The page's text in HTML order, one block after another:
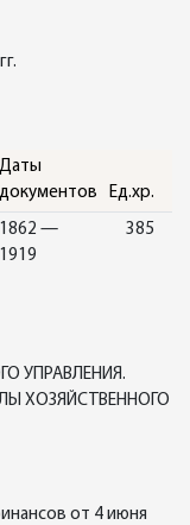
Даты
документов
Ед.хр.
1862 —
1919
385
УПРАВЛЕНИЯ.
ХОЗЯЙСТВЕННОГО
от 4 июня